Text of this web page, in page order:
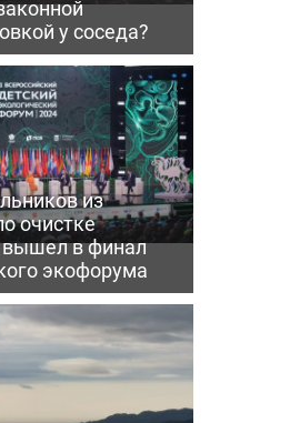
у соседа?
из
очистке
вышел в финал
экофорума